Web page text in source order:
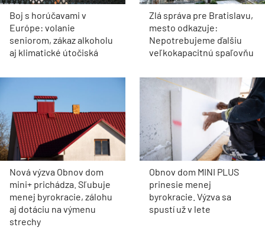
Boj s horúčavami v
Európe: volanie
seniorom, zákaz alkoholu
aj klimatické útočiská
Zlá správa pre Bratislavu,
mesto odkazuje:
Nepotrebujeme ďalšiu
veľkokapacitnú spaľovňu
Nová výzva Obnov dom
mini+ prichádza. Sľubuje
menej byrokracie, zálohu
aj dotáciu na výmenu
strechy
Obnov dom MINI PLUS
prinesie menej
byrokracie. Výzva sa
spustí už v lete